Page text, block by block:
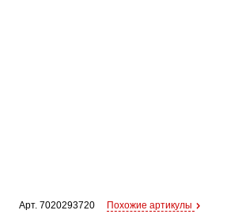
Арт. 7020293720
Похожие артикулы